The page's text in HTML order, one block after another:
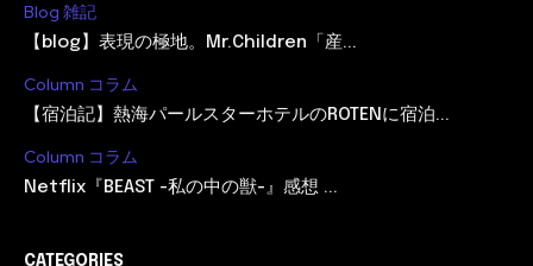
Blog 雑記
【blog】表現の極地。Mr.Children「産...
Column コラム
【宿泊記】熱海パールスターホテルのROTENに宿泊...
Column コラム
Netflix『BEAST -私の中の獣-』感想 ...
CATEGORIES